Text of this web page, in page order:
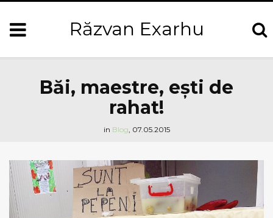
Răzvan Exarhu
Băi, maestre, eşti de
rahat!
in Blog, 07.05.2015